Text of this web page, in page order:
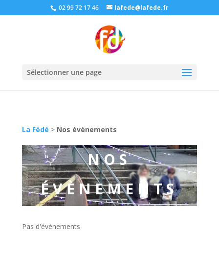
02 99 72 17 46 lafede@lafede.fr
Sélectionner une page
La Fédé > Nos évènements
NOS
ÉVÈNEMENTS
Pas d'évènements